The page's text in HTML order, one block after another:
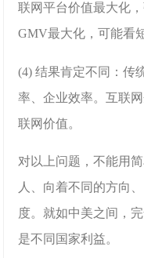
联网平台价值最大化
GMV最大化，可能看
(4) 结果肯定不同：传
率、企业效率。互联
联网价值。
对以上问题，不能用
人、向着不同的方向
度。就如中美之间，
是不同国家利益。